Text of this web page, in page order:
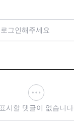
그인해주세요
표시할 댓글이 없습니다